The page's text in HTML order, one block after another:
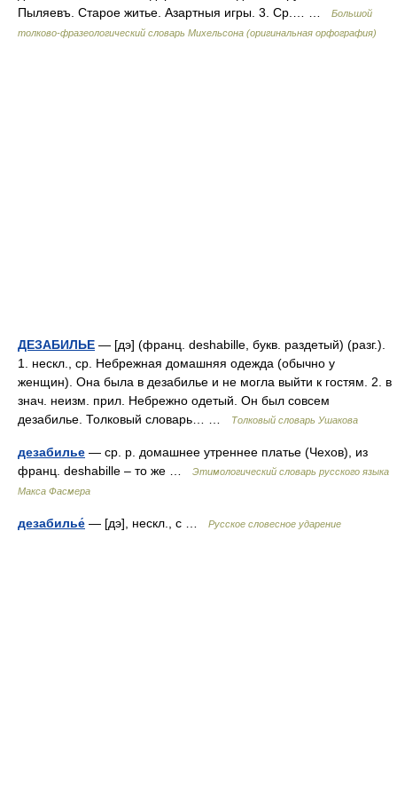
Пыляевъ. Старое житье. Азартныя игры. 3. Ср.… …
Большой
толково-фразеологический словарь Михельсона (оригинальная орфография)
ДЕЗАБИЛЬЕ — [дэ] (франц. deshabille, букв. раздетый) (разг.).
1. нескл., ср. Небрежная домашняя одежда (обычно у
женщин). Она была в дезабилье и не могла выйти к гостям. 2. в
знач. неизм. прил. Небрежно одетый. Он был совсем
дезабилье. Толковый словарь… …
Толковый словарь Ушакова
дезабилье — ср. р. домашнее утреннее платье (Чехов), из
франц. deshabille – то же …
Этимологический словарь русского языка
Макса Фасмера
дезабилье́ — [дэ], нескл., с … Русское словесное ударение